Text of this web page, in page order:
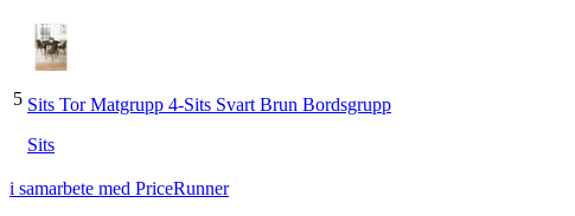
5 Sits Tor Matgrupp 4-Sits Svart Brun Bordsgrupp
Sits
i samarbete med PriceRunner